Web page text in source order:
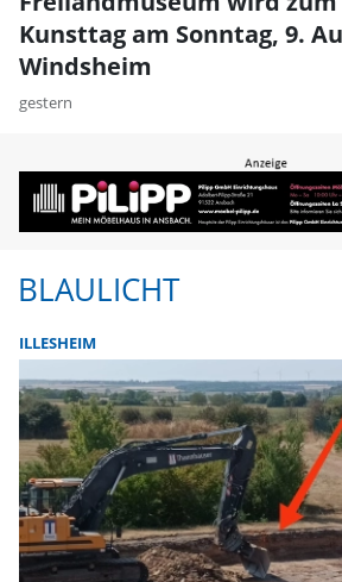
Kunsttag am Sonntag, 9.
Windsheim
gestern
BLAULICHT
ILLESHEIM